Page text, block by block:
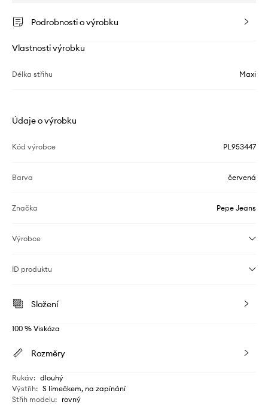
Podrobnosti o výrobku
Vlastnosti výrobku
Délka střihu Maxi
Údaje o výrobku
Kód výrobce PL953447
Barva červená
Značka Pepe Jeans
Výrobce
ID produktu
Složení
100 % Viskóza
Rozměry
Rukáv: dlouhý
Výstřih: S límečkem, na zapínání
Střih modelu: rovný